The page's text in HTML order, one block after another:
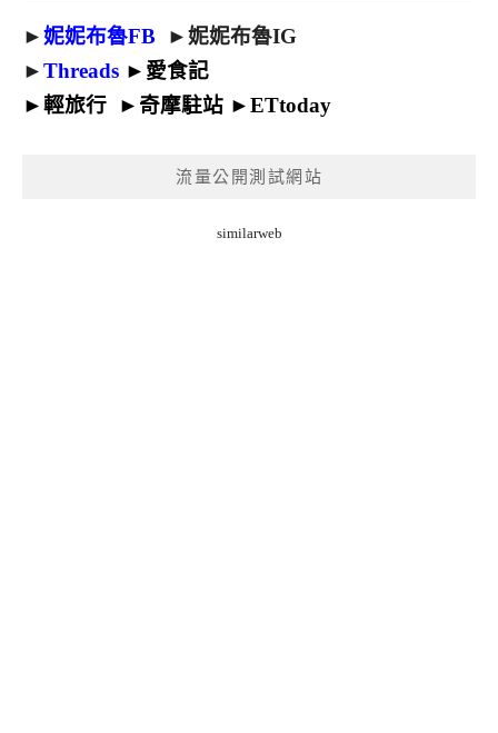
►妮妮布魯FB ►妮妮布魯IG
►Threads ► 愛食記
►輕旅行 ► 奇摩駐站 ►ETtoday
流量公開測試網站
similarweb